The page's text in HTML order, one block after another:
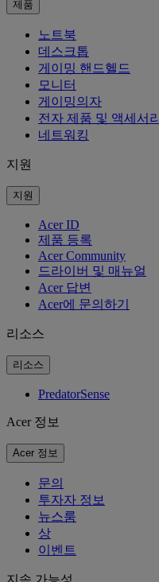
제품
노트북
데스크톱
게이밍 핸드헬드
모니터
게이밍의자
전자 제품 및 액세서리
네트워킹
지원
지원
Acer ID
제품 등록
Acer Community
드라이버 및 매뉴얼
Acer 답변
Acer에 문의하기
리소스
리소스
PredatorSense
Acer 정보
Acer 정보
문의
투자자 정보
뉴스룸
상
이벤트
지속 가능성